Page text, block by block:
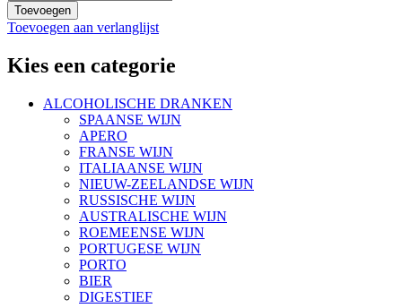
Toevoegen
Toevoegen aan verlanglijst
Kies een categorie
ALCOHOLISCHE DRANKEN
SPAANSE WIJN
APERO
FRANSE WIJN
ITALIAANSE WIJN
NIEUW-ZEELANDSE WIJN
RUSSISCHE WIJN
AUSTRALISCHE WIJN
ROEMEENSE WIJN
PORTUGESE WIJN
PORTO
BIER
DIGESTIEF